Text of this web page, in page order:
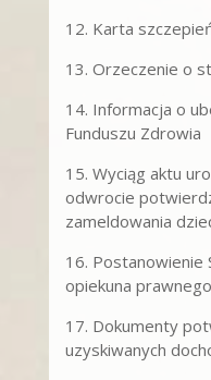
12. Karta
13. Orzeczenie o
14. Informacja o
Funduszu Zdrowia
15. Wyciąg aktu
odwrocie
zameldowania
16. Postanowienie
opiekuna prawnego
17. Dokumenty
uzyskiwanych